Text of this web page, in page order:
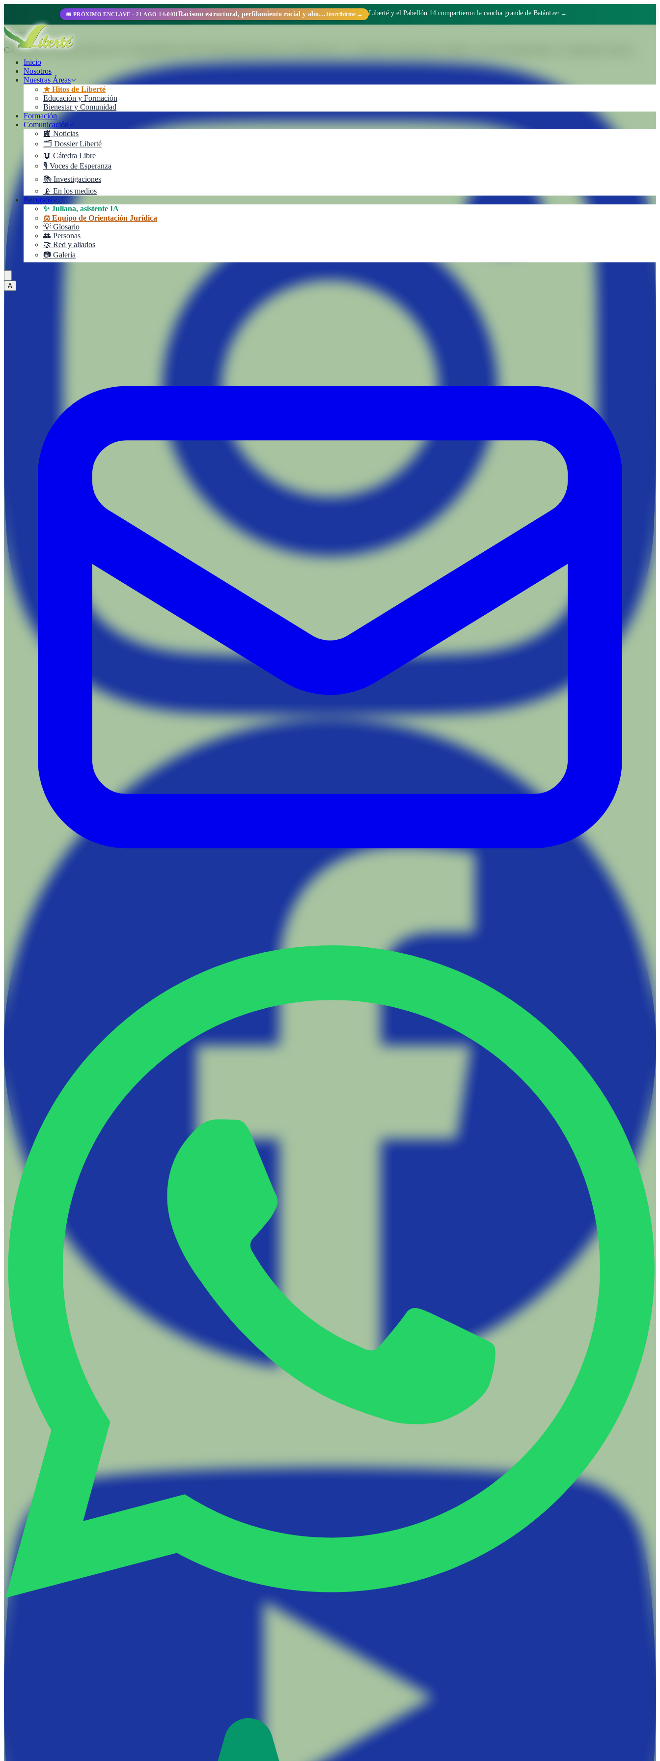
📅 PRÓXIMO ENCLAVE · 21 AGO 14:00H Racismo estructural, perfilamiento racial y abolicionismo carcelario.Inscribirme → Liberté y el Pabellón 14 compartieron la cancha grande de BatánLeer →
Inicio
Nosotros
Nuestras Áreas
★ Hitos de Liberté
Educación y Formación
Bienestar y Comunidad
Formación
Comunicación
📰 Noticias
🗂️ Dossier Liberté
📖 Cátedra Libre
🎙️ Voces de Esperanza
📚 Investigaciones
📡 En los medios
Recursos
✨ Juliana, asistente IA
⚖️ Equipo de Orientación Jurídica
💡 Glosario
👥 Personas
🤝 Red y aliados
📷 Galería
A
Liberté
Cooperativa de Trabajo Liberté Ltda. Un emprendimiento 100% autogestionado dentro de la Unidad Penal N.° 15 de Batán. Transformamos realidades a través del trabajo digno y el compromiso colectivo.